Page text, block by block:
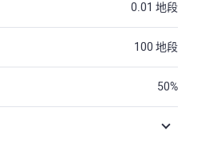
0.01 地段
100 地段
50%